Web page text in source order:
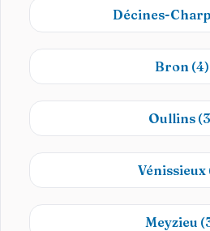
Décines-
Bron (4)
Oullins
Vénissieux
Meyzieu